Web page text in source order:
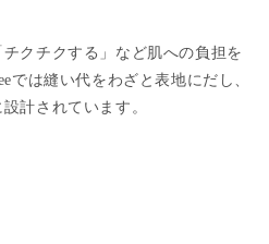
チクチクする」など肌への負担を
では縫い代をわざと表地にだし、
計されています。